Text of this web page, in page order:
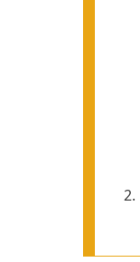
2.